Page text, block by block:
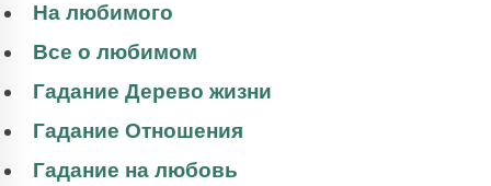
На любимого
Все о любимом
Гадание Дерево жизни
Гадание Отношения
Гадание на любовь